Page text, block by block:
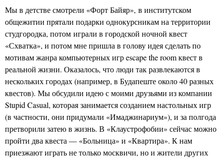
Мы в детстве смотрели «Форт Байяр», в институтском
общежитии прятали подарки однокурсникам на территории
студгородка, потом играли в городской ночной квест
«Схватка», и потом мне пришла в голову идея сделать по
мотивам жанра компьютерных игр escape the room квест в
реальной жизни. Оказалось, что люди так развлекаются в
нескольких городах (например, в Будапеште около 40 разных
квестов). Мы обсудили идею с моими друзьями из компании
Stupid Casual, которая занимается созданием настольных игр
(в частности, они придумали «Имаджинариум»), и за полгода
претворили затею в жизнь. В «Клаустрофобии» сейчас можно
пройти два квеста — «Больница» и «Квартира». К нам
приезжают играть не только москвичи, но и жители других